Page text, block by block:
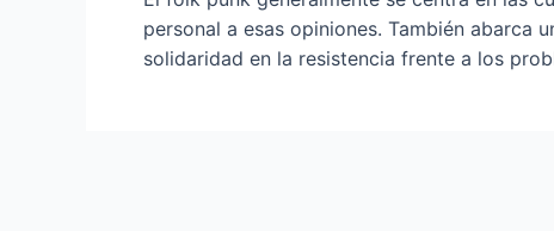
personal a esas opiniones. También abarca
solidaridad en la resistencia frente a los